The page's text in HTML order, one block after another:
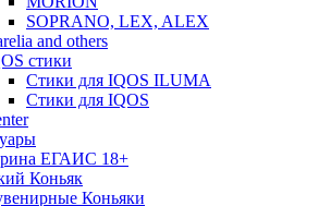
SOPRANO, LEX, ALEX
and others
стики
Стики для IQOS ILUMA
Стики для IQOS
ЕГАИС 18+
Коньяк
Коньяки